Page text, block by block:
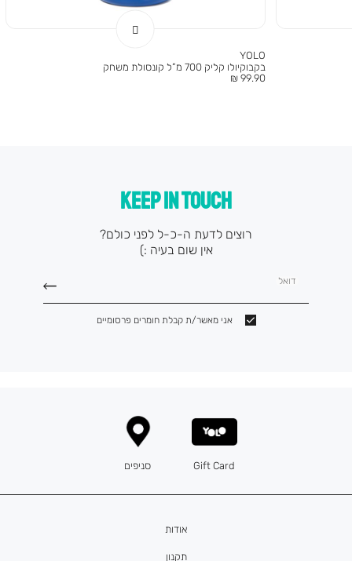
YOLO
בקבוקיולו קליק 700 מ”ל קונסולת משחק
מחיר
99.90 ₪
KEEP IN TOUCH
רוצים לדעת ה-כ-ל לפני כולם?
אין שום בעיה :)
דואל
אני מאשר/ת קבלת חומרים פרסומיים
אודות
תקנון
Gift Card סניפים